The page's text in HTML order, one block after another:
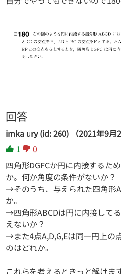
回答
imka ury (id: 260)
（2021年9月
1
0
四角形DGFCか円に内接するた
か。何か角度の条件がないか？
→そのうち、与えられた四角形
か。
→四角形ABCDは円に内接して
えないか？
→また4点A,D,G,Eは同一円上の
のはどれか。
これらを考えるときっと解けます